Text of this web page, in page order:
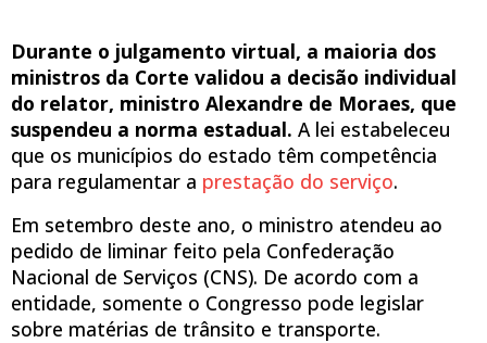
Durante o julgamento virtual, a maioria dos
ministros da Corte validou a decisão individual
do relator, ministro Alexandre de Moraes, que
suspendeu a norma estadual. A lei estabeleceu
que os municípios do estado têm competência
para regulamentar a prestação do serviço.
Em setembro deste ano, o ministro atendeu ao
pedido de liminar feito pela Confederação
Nacional de Serviços (CNS). De acordo com a
entidade, somente o Congresso pode legislar
sobre matérias de trânsito e transporte.